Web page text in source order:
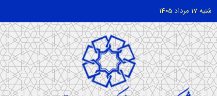
شنبه 17 مرداد 1405